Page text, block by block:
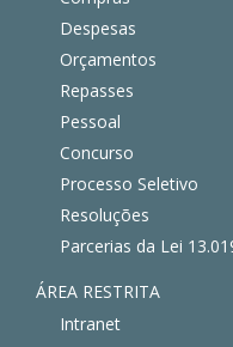
Despesas
Orçamentos
Repasses
Pessoal
Concurso
Processo Seletivo
Resoluções
Parcerias da Lei
ÁREA RESTRITA
Intranet